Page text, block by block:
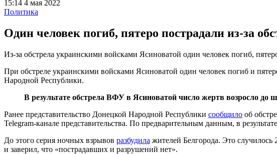
15:14 4 мая 2022
Политика
Один человек погиб, пятеро пострадали из-за
Из-за обстрела украинскими войсками Ясиноватой один человек погиб,
При обстреле украинскими войсками Ясиноватой один человек погиб и
Народной Республики.
В результате обстрела ВФУ в Ясиноватой число жертв возросло до
Ранее представительство Донецкой Народной Республики сообщило об
Telegram-канале представительства. По предварительным данным, в
До этого серия ночных взрывов разбудила жителей Белгорода. Это
и заверил, что «пострадавших и разрушений нет».